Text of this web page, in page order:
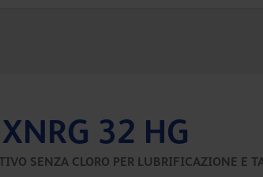
32 HG
SENZA CLORO PER LUBRIFICAZIONE E